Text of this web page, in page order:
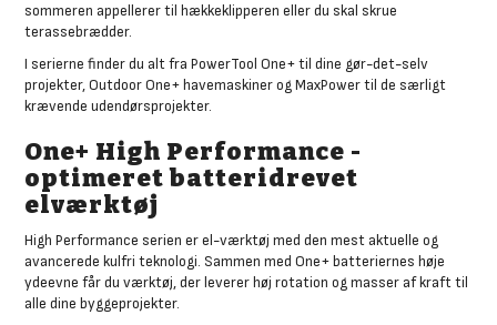
sommeren appellerer til hækkeklipperen eller du skal skrue
terassebrædder.
I serierne finder du alt fra PowerTool One+ til dine gør-det-selv
projekter, Outdoor One+ havemaskiner og MaxPower til de særligt
krævende udendørsprojekter.
One+ High Performance -
optimeret batteridrevet
elværktøj
High Performance serien er el-værktøj med den mest aktuelle og
avancerede kulfri teknologi. Sammen med One+ batteriernes høje
ydeevne får du værktøj, der leverer høj rotation og masser af kraft til
alle dine byggeprojekter.